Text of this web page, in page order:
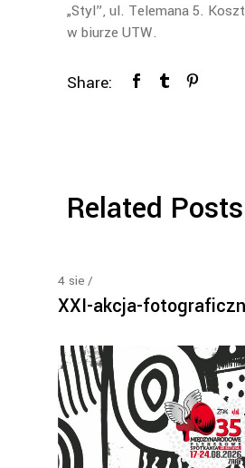
„Styl”, ul. Telemana 5.
w biurze UTW.
Share:
Related Posts
4 sie
XXI-akcja-